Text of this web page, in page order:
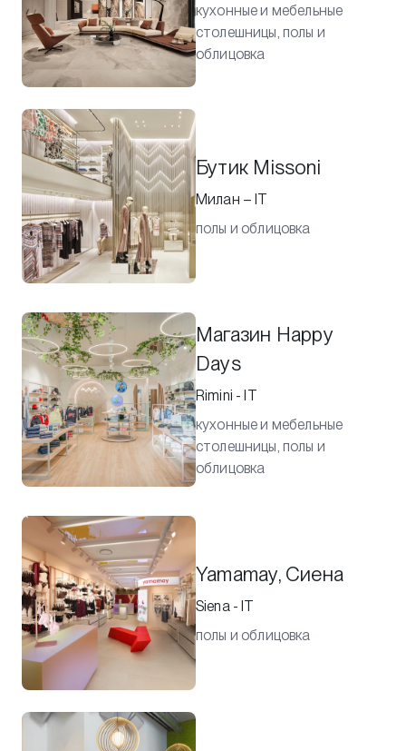
кухонные и мебельные
столешницы, полы и
облицовка
Бутик Missoni
Милан – IT
полы и облицовка
Магазин Happy
Days
Rimini - IT
кухонные и мебельные
столешницы, полы и
облицовка
Yamamay, Сиена
Siena - IT
полы и облицовка